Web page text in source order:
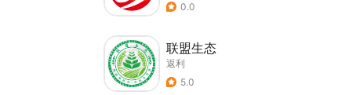
0.0
联盟生态
返利
5.0